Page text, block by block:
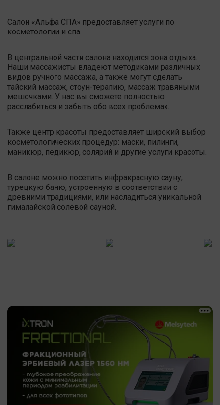
Салон «Альфа СПА» предоставляет услуги по
косметологии и спа.
В центральной части салона находится зона отдыха.
Наши массажисты владеют методиками различных
видов ручного массажа, а также могут сделать
тайский массаж, стоун-терапию, массаж травяными
мешочками. У нас вы сможете полностью
расслабиться и забыть обо всех проблемах.
Также центр красоты предоставляет широкий выбор
косметологических процедур: маски, пилинги,
маникюр, педикюр, солярий и другие услуги красоты.
В салоне можно посетить инфракрасную сауну,
турецкую баню, устроенную в соответствии с
древними традициями, или насладиться уникальной
гималайской солевой сауной.